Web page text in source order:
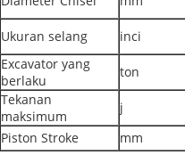
Ukuran selang inci
Excavator yang
berlaku
ton
Tekanan
maksimum
j
Piston Stroke mm